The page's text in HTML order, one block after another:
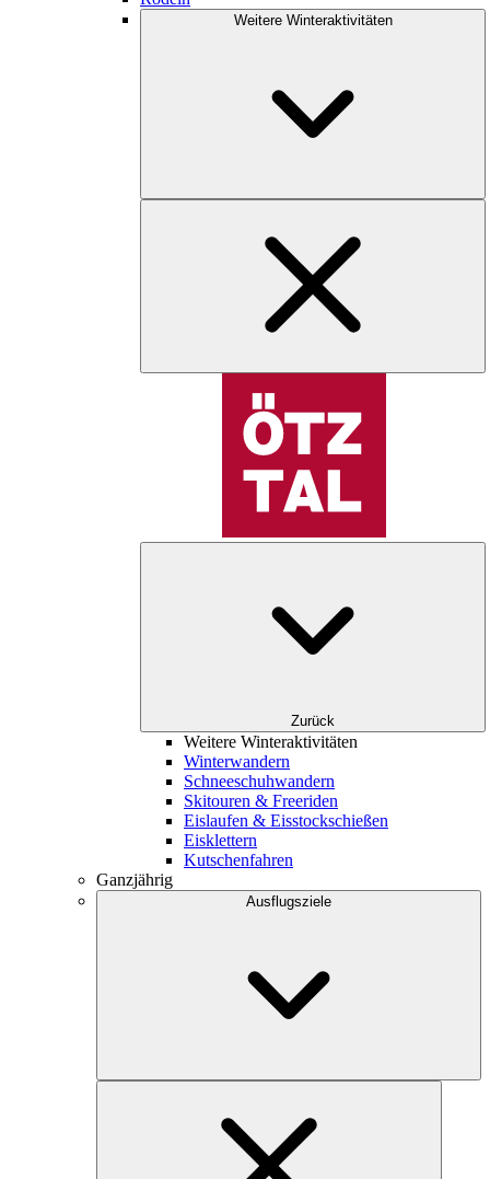
Weitere Winteraktivitäten
Zurück
Weitere Winteraktivitäten
Winterwandern
Schneeschuhwandern
Skitouren & Freeriden
Eislaufen & Eisstockschießen
Eisklettern
Kutschenfahren
Ganzjährig
Ausflugsziele